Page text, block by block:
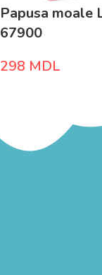
Papusa moale
67900
298 MDL